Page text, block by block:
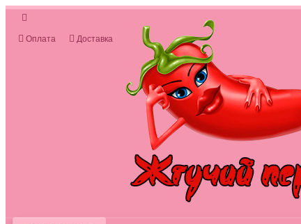
Оплата Доставка